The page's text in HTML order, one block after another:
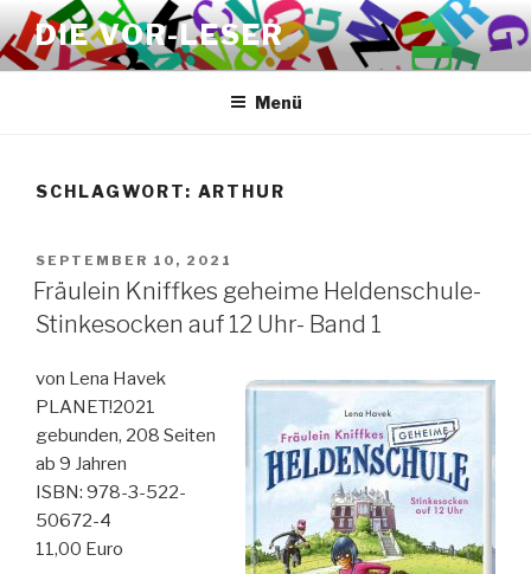
Zum
Inhalt
springen
DIE VOR-LESER
Menü
SCHLAGWORT: ARTHUR
VERÖFFENTLICHT
AM
SEPTEMBER 10, 2021
Fräulein Kniffkes geheime Heldenschule-
Stinkesocken auf 12 Uhr- Band 1
von Lena Havek
PLANET!2021
gebunden, 208 Seiten
ab 9 Jahren
ISBN: 978-3-522-
50672-4
11,00 Euro